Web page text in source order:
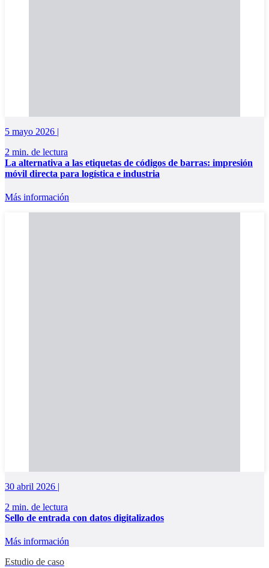
5 mayo 2026 |
2 min. de lectura
La alternativa a las etiquetas de códigos de barras: impresión
móvil directa para logística e industria
Más información
30 abril 2026 |
2 min. de lectura
Sello de entrada con datos digitalizados
Más información
Estudio de caso